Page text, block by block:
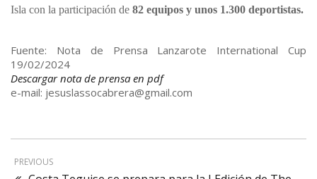
Isla con la participación de 82 equipos y unos 1.300 deportistas.
Fuente: Nota de Prensa Lanzarote International Cup
19/02/2024
Descargar nota de prensa en pdf
e-mail: jesuslassocabrera@gmail.com
PREVIOUS